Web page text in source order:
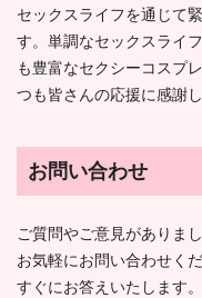
セックスライフを通じて
す。単調なセックスライ
も豊富なセクシーコスプ
つも皆さんの応援に感謝し
お問い合わせ
ご質問やご意見がありまし
お気軽にお問い合わせくだ
すぐにお答えいたします。